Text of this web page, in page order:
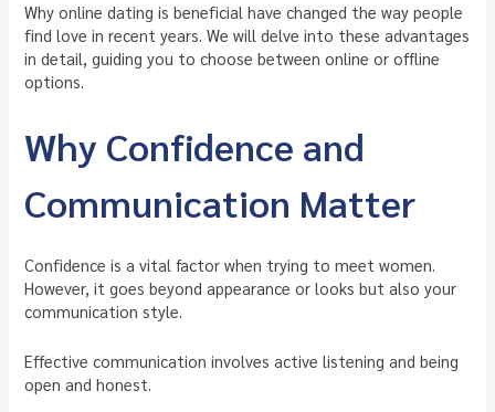
Why online dating is beneficial have changed the way people
find love in recent years. We will delve into these advantages
in detail, guiding you to choose between online or offline
options.
Why Confidence and
Communication Matter
Confidence is a vital factor when trying to meet women.
However, it goes beyond appearance or looks but also your
communication style.
Effective communication involves active listening and being
open and honest.